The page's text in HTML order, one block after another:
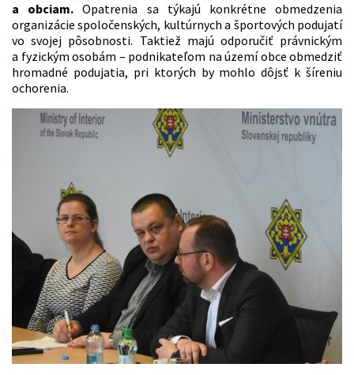
a obciam. Opatrenia sa týkajú konkrétne obmedzenia
organizácie spoločenských, kultúrnych a športových podujatí
vo svojej pôsobnosti. Taktiež majú odporučiť právnickým
a fyzickým osobám – podnikateľom na území obce obmedziť
hromadné podujatia, pri ktorých by mohlo dôjsť k šíreniu
ochorenia.